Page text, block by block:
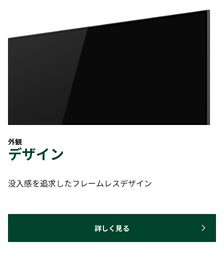
外観
デザイン
没入感を追求したフレームレスデザイン
詳しく見る